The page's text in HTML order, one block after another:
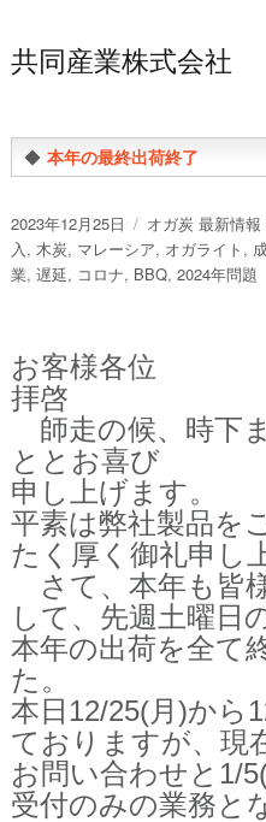
共同産業株式会社
◆ 本年の最終出荷終了
投
稿
日:
2023年12月25日
カ
テ
ゴ
オガ炭 最新情報
入 , 木炭, マレーシア, オガライト ,
業, 遅延, コロナ, BBQ, 2024年問題
お客様各位
拝啓
師走の候、時下
ととお喜び
申し上げます。
平素は弊社製品を
たく厚く御礼申し
さて、本年も皆
して、先週土曜日
本年の出荷を全て
た。
本日12/25(月)から
ておりますが、現
お問い合わせと1/
受付のみの業務と